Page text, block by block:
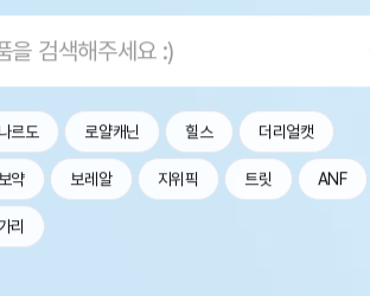
르도 로얄캐닌 힐스 더리얼캣
약 보레알 지위픽 트릿 ANF
리